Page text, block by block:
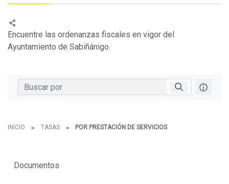
Encuentre las ordenanzas fiscales en vigor del
Ayuntamiento de Sabiñánigo.
INICIO TASAS POR PRESTACIÓN DE SERVICIOS
Documentos